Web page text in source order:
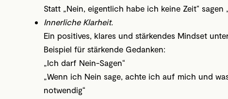
Statt „Nein, eigentlich habe ich keine Zeit“
Innerliche Klarheit.
Ein positives, klares und stärkendes Mindset
Beispiel für stärkende Gedanken:
„Ich darf Nein-Sagen“
„Wenn ich Nein sage, achte ich auf mich und
notwendig“